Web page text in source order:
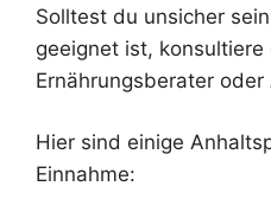
Solltest du unsicher
geeignet ist, konsultiere
Ernährungsberater oder
Hier sind einige
Einnahme: